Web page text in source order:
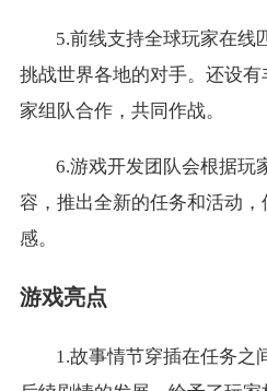
5.前线支持全球玩家在线
挑战世界各地的对手。还设
家组队合作，共同作战。
6.游戏开发团队会根据玩
容，推出全新的任务和活动
感。
游戏亮点
1.故事情节穿插在任务之